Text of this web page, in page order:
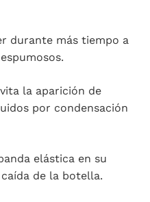
durante más tiempo a
la aparición de
por condensación
elástica en su
de la botella.